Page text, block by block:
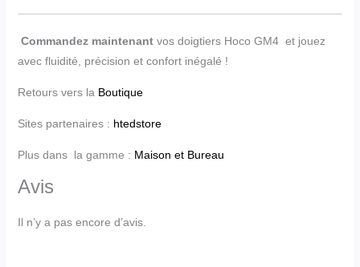
Commandez maintenantvos doigtiers Hoco GM4 et jouez
avec fluidité, précision et confort inégalé !
Retours vers la Boutique
Sites partenaires : htedstore
Plus dans la gamme : Maison et Bureau
Avis
Il n’y a pas encore d’avis.